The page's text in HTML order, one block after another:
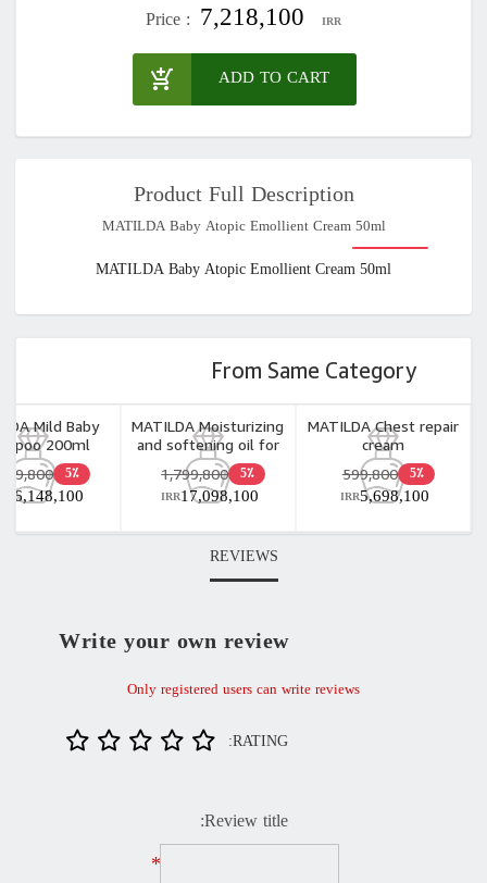
Price : 7,218,100 IRR
ADD TO CART
Product Full Description
MATILDA Baby Atopic Emollient Cream 50ml
MATILDA Baby Atopic Emollient Cream 50ml
From Same Category
Mild Baby
200ml
5٪
16,148,100
MATILDA Moisturizing
and softening oil for
baby's skin
5٪ 1,799,800
17,098,100
IRR
MATILDA Chest repair
cream
5٪ 599,800
5,698,100
IRR
REVIEWS
Write your own review
Only registered users can write reviews
RATING:
Review title:
*